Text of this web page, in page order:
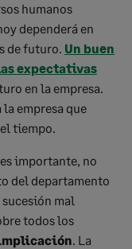
humanos
dependerá en
de futuro. Un buen
expectativas
en la empresa.
la empresa que
tiempo.
es importante, no
del departamento
sucesión mal
todos los
. La